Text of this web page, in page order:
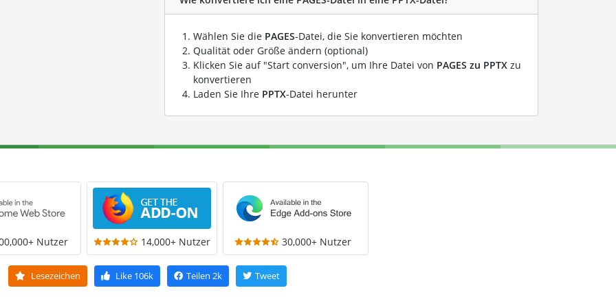
Wählen Sie die PAGES-Datei, die Sie konvertieren möchten
Qualität oder Größe ändern (optional)
Klicken Sie auf "Start conversion", um Ihre Datei von PAGES zu PPTX zu
konvertieren
Laden Sie Ihre PPTX-Datei herunter
Nutzer 14,000+ Nutzer 30,000+ Nutzer
Lesezeichen Like106k Teilen 2k Tweet